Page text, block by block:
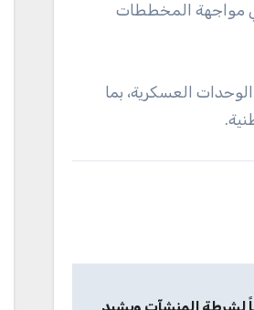
في مواجهة المخططات
العسكرية، بما